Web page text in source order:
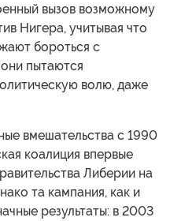
вызов возможному
Нигера, учитывая что
бороться с
пытаются
волю, даже
вмешательства с 1990
коалиция впервые
Либерии на
та кампания, как и
результаты: в 2003